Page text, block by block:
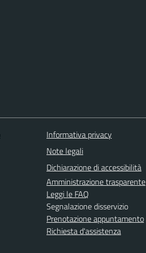
Informativa privacy
Note legali
Dichiarazione di accessibilità
Amministrazione trasparente
Leggi le FAQ
Segnalazione disservizio
Prenotazione appuntamento
Richiesta d'assistenza